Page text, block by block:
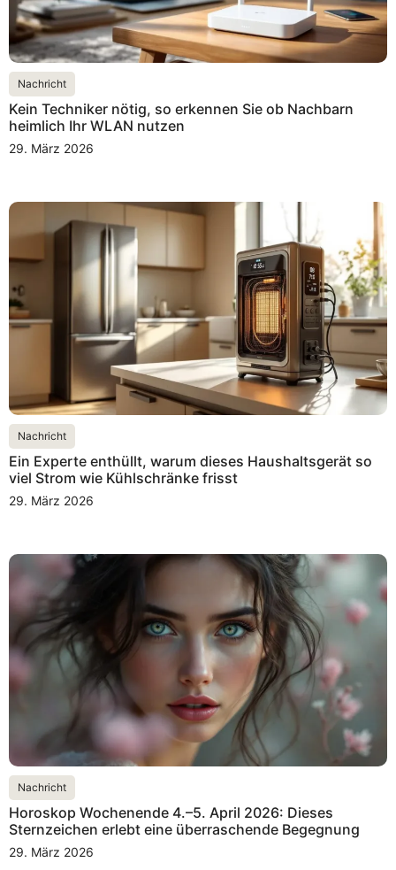
Nachricht
Kein Techniker nötig, so erkennen Sie ob Nachbarn
heimlich Ihr WLAN nutzen
29. März 2026
Nachricht
Ein Experte enthüllt, warum dieses Haushaltsgerät so
viel Strom wie Kühlschränke frisst
29. März 2026
Nachricht
Horoskop Wochenende 4.–5. April 2026: Dieses
Sternzeichen erlebt eine überraschende Begegnung
29. März 2026